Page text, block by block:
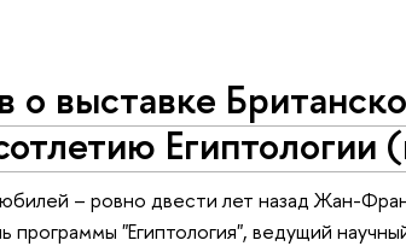
выставке
Египтологии
– ровно двести лет назад Жан-
программы "Египтология", ведущий